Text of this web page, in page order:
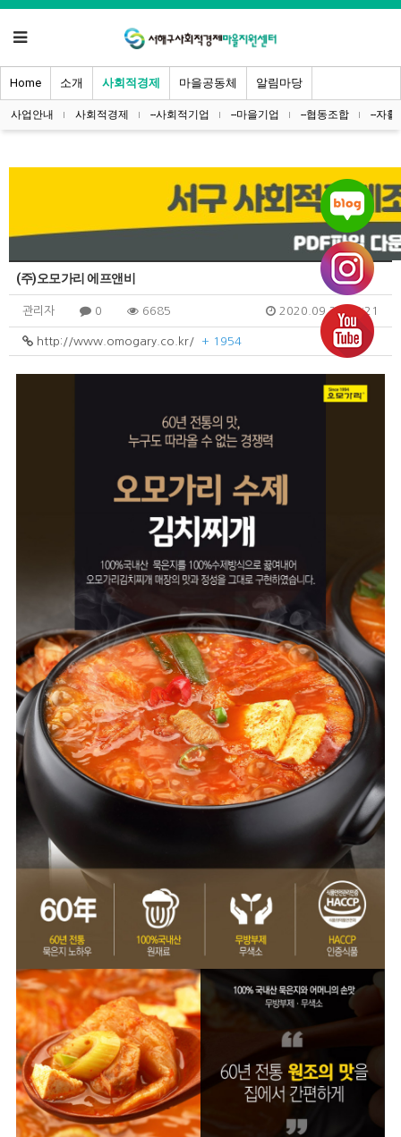
Home 소개 사회적경제 마을공동체 알림마당
사업안내 사회적경제 --사회적기업 --마을기업 --협동조합 --자활
(주)오모가리 에프앤비
관리자 0 6685 2020.09.25 13:21
http://www.omogary.co.kr/ + 1954